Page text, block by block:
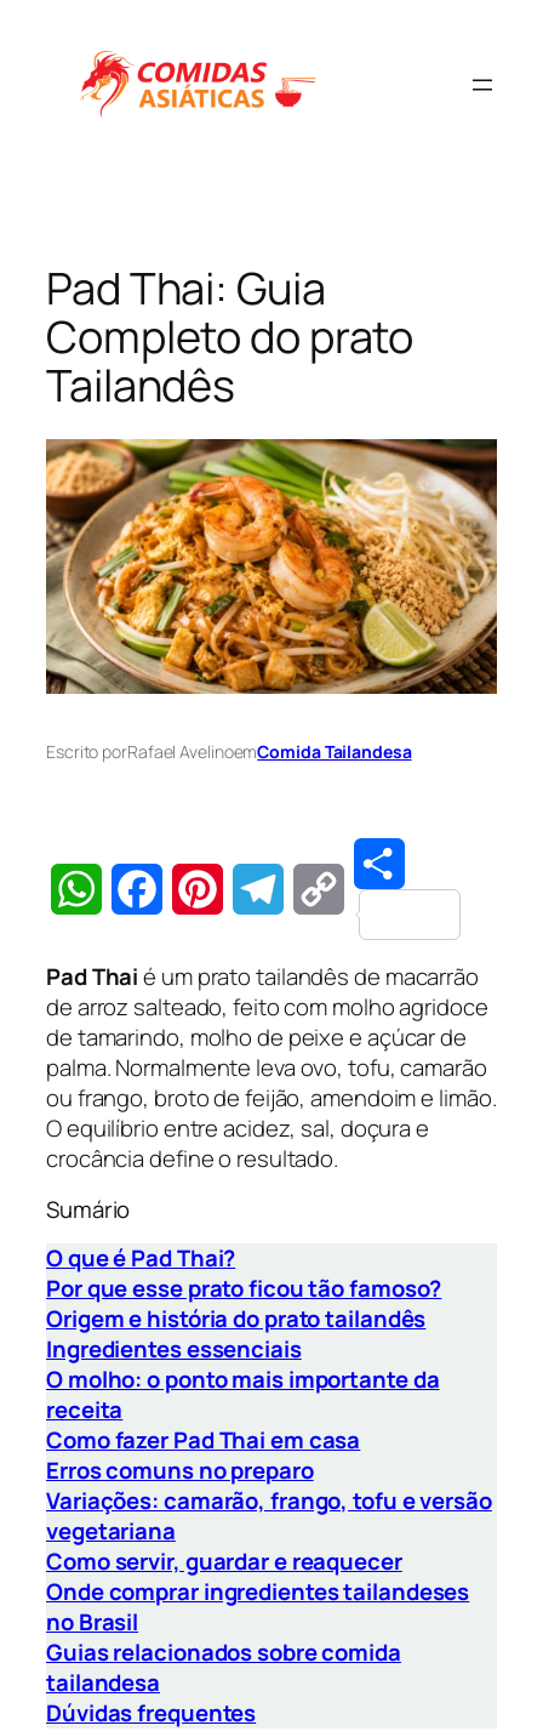
conteúdo
Pad Thai: Guia
Completo do prato
Tailandês
Escrito porRafael AvelinoemComida Tailandesa
Link
Share
Pad Thaié um prato tailandês de macarrão
de arroz salteado, feito com molho agridoce
de tamarindo, molho de peixe e açúcar de
palma. Normalmente leva ovo, tofu, camarão
ou frango, broto de feijão, amendoim e limão.
O equilíbrio entre acidez, sal, doçura e
crocância define o resultado.
Sumário
O que é Pad Thai?
Por que esse prato ficou tão famoso?
Origem e história do prato tailandês
Ingredientes essenciais
O molho: o ponto mais importante da
receita
Como fazer Pad Thai em casa
Erros comuns no preparo
Variações: camarão, frango, tofu e versão
vegetariana
Como servir, guardar e reaquecer
Onde comprar ingredientes tailandeses
no Brasil
Guias relacionados sobre comida
tailandesa
Dúvidas frequentes